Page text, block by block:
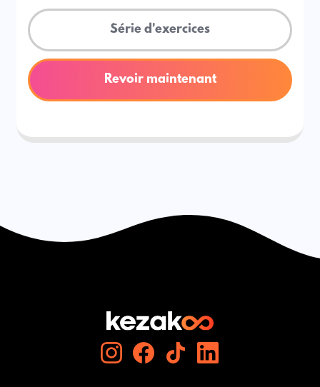
Série d'exercices
Revoir maintenant